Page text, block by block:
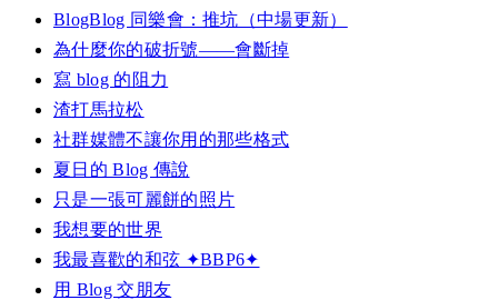
BlogBlog 同樂會：推坑（中場更新）
為什麼你的破折號——會斷掉
寫 blog 的阻力
渣打馬拉松
社群媒體不讓你用的那些格式
夏日的 Blog 傳說
只是一張可麗餅的照片
我想要的世界
我最喜歡的和弦 ✦BBP6✦
用 Blog 交朋友